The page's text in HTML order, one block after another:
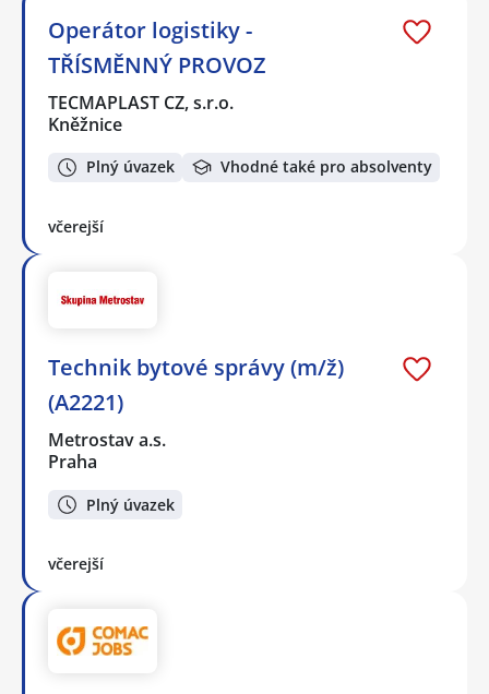
Operátor logistiky -
TŘÍSMĚNNÝ PROVOZ
TECMAPLAST CZ, s.r.o.
Kněžnice
Plný úvazek Vhodné také pro absolventy
včerejší
Technik bytové správy (m/ž)
(A2221)
Metrostav a.s.
Praha
Plný úvazek
včerejší